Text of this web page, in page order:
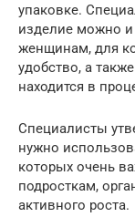
упаковке.
изделие можно
женщинам, для
удобство, а
находится в
Специалисты
нужно
которых очень
подросткам,
активного роста.